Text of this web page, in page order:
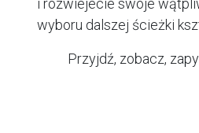
i rozwiejecie swoje
wyboru dalszej ścieżki
Przyjdź, zobacz,